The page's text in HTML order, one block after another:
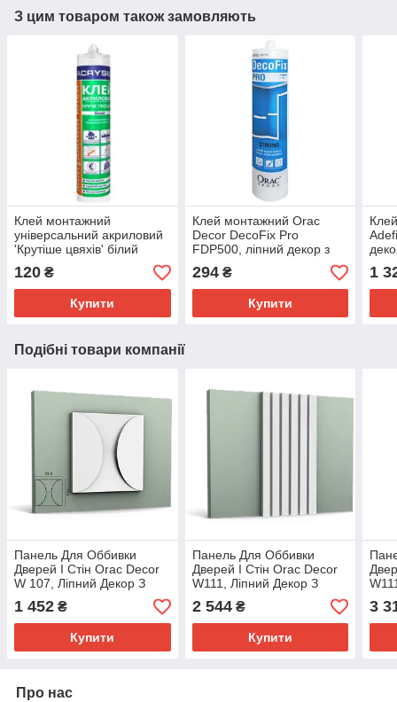
З цим товаром також замовляють
Клей монтажний
універсальний акриловий
'Крутіше цвяхів' білий
LACRYSIL, 280 мл
120 ₴
Купити
Клей монтажний Orac
Decor DecoFix Pro
FDP500, ліпний декор з
поліуретану
294₴
Купити
1
Подібні товари компанії
Панель Для Оббивки
Дверей І Стін Orac Decor
W 107, Ліпний Декор З
1 452 ₴
Купити
Панель Для Оббивки
Дверей І Стін Orac Decor
W111, Ліпний Декор З
2 544₴
Купити
3
Про нас